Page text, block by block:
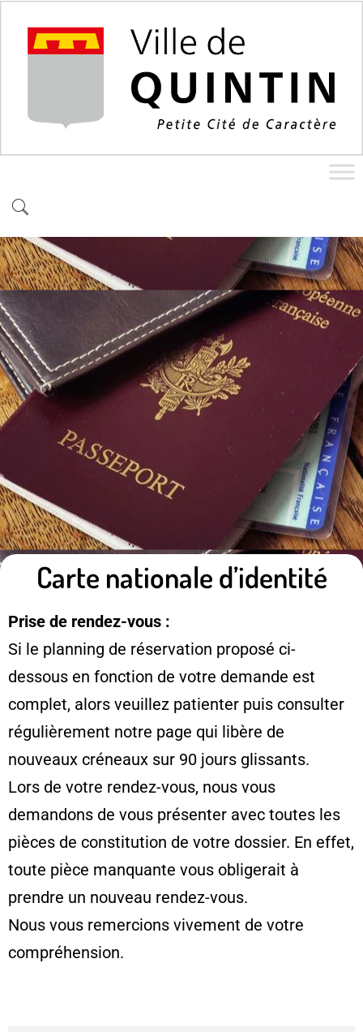
Carte nationale d’identité
Prise de rendez-vous :
Si le planning de réservation proposé ci-
dessous en fonction de votre demande est
complet, alors veuillez patienter puis consulter
régulièrement notre page qui libère de
nouveaux créneaux sur 90 jours glissants.
Lors de votre rendez-vous, nous vous
demandons de vous présenter avec toutes les
pièces de constitution de votre dossier. En effet,
toute pièce manquante vous obligerait à
prendre un nouveau rendez-vous.
Nous vous remercions vivement de votre
compréhension.